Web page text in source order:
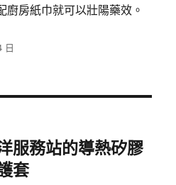
廚房紙巾就可以壯陽藥效。
日
服務站的導熱矽膠
套